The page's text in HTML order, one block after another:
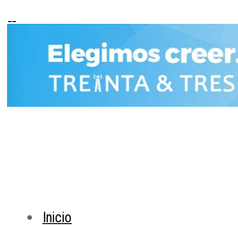
Inicio